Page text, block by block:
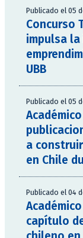
Publicado el 05
Concurso
impulsa
UBB
Publicado el 05
a
en Chile
Publicado el 04
capítulo